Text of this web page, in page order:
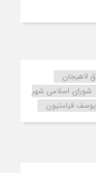
لاهیجان
شورای اسلامی شهر
یوسف قیامتیون